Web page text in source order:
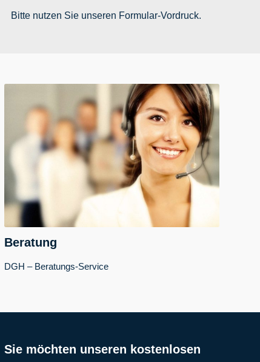
Bitte nutzen Sie unseren Formular-Vordruck.
Beratung
DGH – Beratungs-Service
Sie möchten unseren kostenlosen